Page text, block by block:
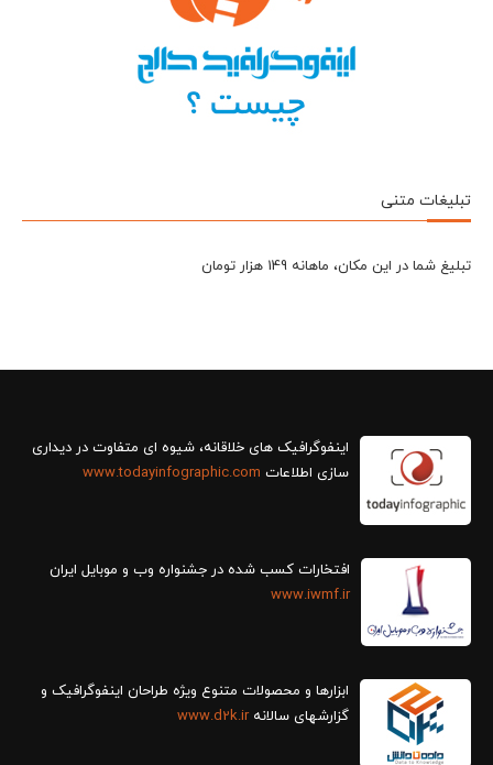
تبلیغات متنی
تبلیغ شما در این مکان، ماهانه 149 هزار تومان
سازی اطلاعات www.todayinfographic.com
افتخارات کسب شده در جشنواره وب و موبایل ایران
www.iwmf.ir
ابزارها و محصولات متنوع ویژه طراحان اینفوگرافیک و
گزارش‎های سالانه
www.d2k.ir